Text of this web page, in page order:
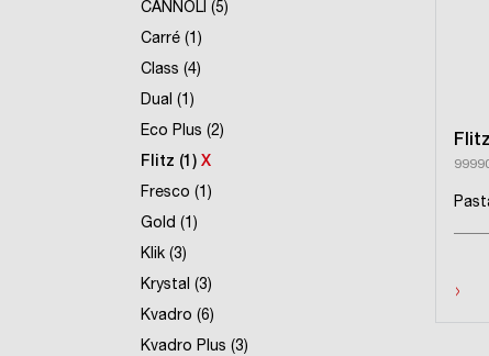
CANNOLI (5)
Carré (1)
Class (4)
Dual (1)
Eco Plus (2)
Flitz (1) X
Fresco (1)
Gold (1)
Klik (3)
Krystal (3)
Kvadro (6)
Kvadro Plus (3)
Flitz
›